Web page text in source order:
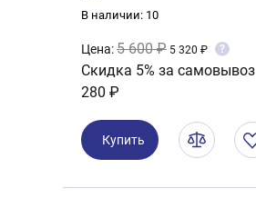
В наличии: 10
Цена:5 600 ₽ 5 320 ₽ ?
Скидка 5% за самовывоз
280 ₽
Купить